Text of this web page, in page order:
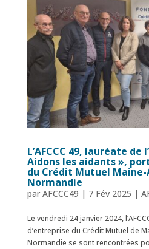
L’AFCCC 49, lauréate
Aidons les aidants »,
du Crédit Mutuel Maine-
Normandie
par AFCCC49 | 7 Fév 2025 |
Le vendredi 24 janvier 2024,
d’entreprise du Crédit Mutuel de
Normandie se sont rencontrées